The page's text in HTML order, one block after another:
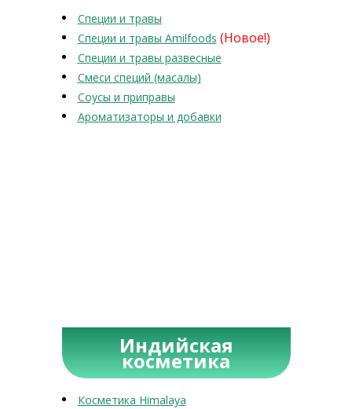
Специи и травы
Специи и травы Amilfoods (Новое!)
Специи и травы развесные
Смеси специй (масалы)
Соусы и приправы
Ароматизаторы и добавки
Индийская
косметика
Косметика Himalaya